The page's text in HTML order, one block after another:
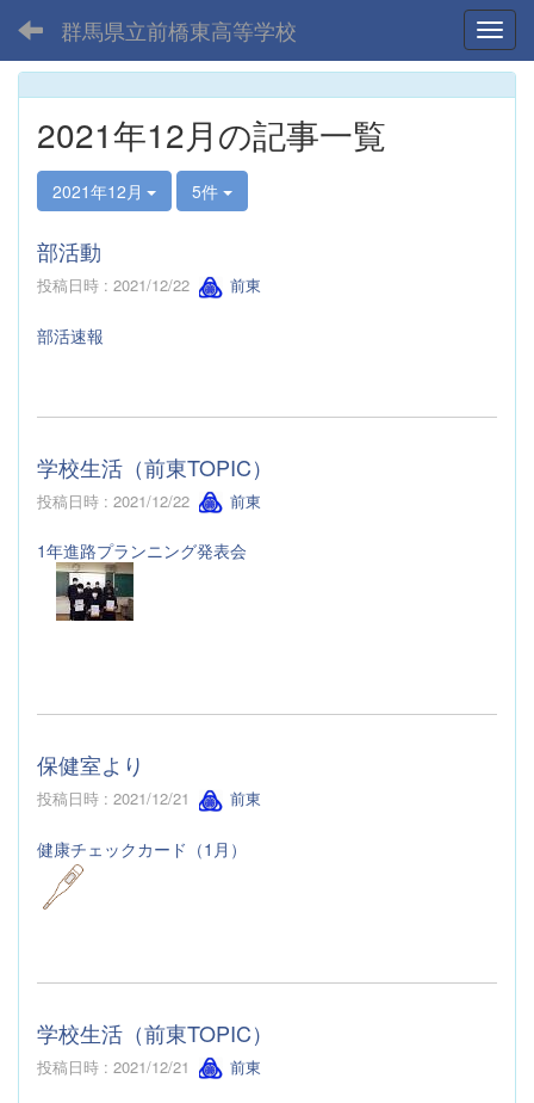
群馬県立前橋東高等学校
2021年12月の記事一覧
2021年12月 5件
部活動
投稿日時 : 2021/12/22 前東
部活速報
学校生活（前東TOPIC）
投稿日時 : 2021/12/22 前東
1年進路プランニング発表会
保健室より
投稿日時 : 2021/12/21 前東
健康チェックカード（1月）
学校生活（前東TOPIC）
投稿日時 : 2021/12/21 前東